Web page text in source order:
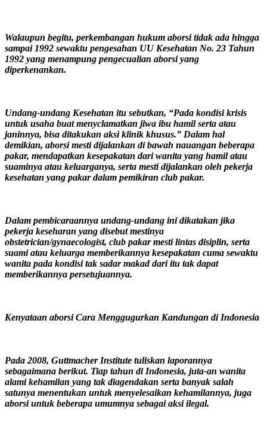
Walaupun begitu, perkembangan hukum aborsi tidak ada hingga
sampai 1992 sewaktu pengesahan UU Kesehatan No. 23 Tahun
1992 yang menampung pengecualian aborsi yang
diperkenankan.
Undang-undang Kesehatan itu sebutkan, “Pada kondisi krisis
untuk usaha buat menyclamatkan jiwa ibu hamil serta atau
janinnya, bisa ditakukan aksi klinik khusus.” Dalam hal
demikian, aborsi mesti dijalankan di bawah nauangan beberapa
pakar, mendapatkan kesepakatan dari wanita yang hamil atau
suaminya atau keluarganya, serta mesti dijalankan oleh pekerja
kesehatan yang pakar dalam pemikiran club pakar.
Dalam pembicaraannya undang-undang ini dikatakan jika
pekerja keseharan yang disebut mestinya
obstetrician/gynaecologist, club pakar mesti lintas disiplin, serta
suami atau keluarga memberikannya kesepakatan cuma sewaktu
wanita pada kondisi tak sadar makad dari itu tak dapat
memberikannya persetujuannya.
Kenyataan aborsi Cara Menggugurkan Kandungan di Indonesia
Pada 2008, Guttmacher Institute tuliskan laporannya
sebagaimana berikut. Tiap tahun di Indonesia, juta-an wanita
alami kehamilan yang tak diagendakan serta banyak salah
satunya menentukan untuk menyelesaikan kehamilannya, juga
aborsi untuk beberapa umumnya sebagai aksi ilegal.